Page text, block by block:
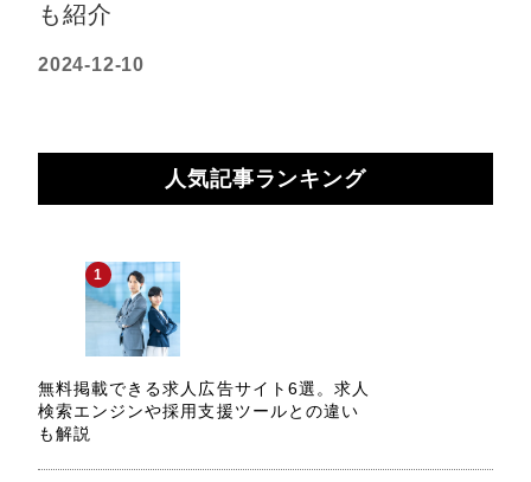
も紹介
2024-12-10
人気記事ランキング
無料掲載できる求人広告サイト6選。求人
検索エンジンや採用支援ツールとの違い
も解説